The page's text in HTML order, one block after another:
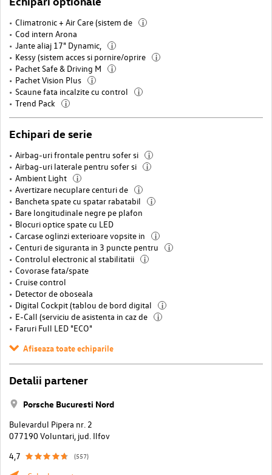
Climatronic + Air Care (sistem de i
Cod intern Arona
Jante aliaj 17" Dynamic,
i
Kessy (sistem acces si pornire/oprire i
Pachet Safe & Driving M i
Pachet Vision Plus i
Scaune fata incalzite cu control i
Trend Pack i
Echipari de serie
Airbag-uri frontale pentru sofer si i
Airbag-uri laterale pentru sofer si i
Ambient Light i
Avertizare necuplare centuri de i
Bancheta spate cu spatar rabatabil i
Bare longitudinale negre pe plafon
Blocuri optice spate cu LED
Carcase oglinzi exterioare vopsite in
i
Centuri de siguranta in 3 puncte pentru i
Controlul electronic al stabilitatii i
Covorase fata/spate
Cruise control
Detector de oboseala
Digital Cockpit (tablou de bord digital
i
E-Call (serviciu de asistenta in caz de i
Faruri Full LED "ECO"
Afiseaza toate echiparile
Detalii partener
Porsche Bucuresti Nord
Bulevardul Pipera nr. 2
077190 Voluntari, jud. Ilfov
4,7
(557)